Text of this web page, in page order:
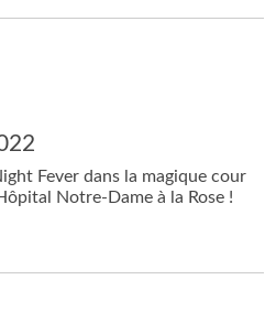
Fever dans la magique cour
Notre-Dame à la Rose !